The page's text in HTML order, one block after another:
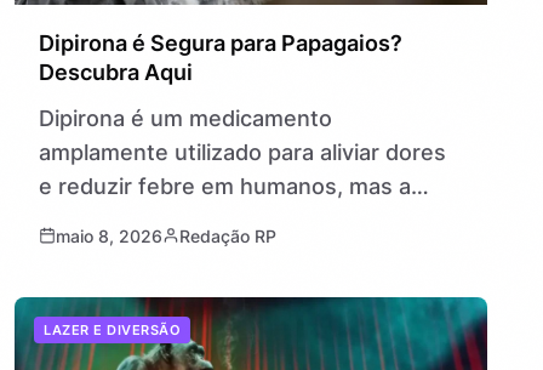
Dipirona é Segura para Papagaios?
Descubra Aqui
Dipirona é um medicamento
amplamente utilizado para aliviar dores
e reduzir febre em humanos, mas a
e amantes de aves é: pode dar
maio 8, 2026 Redação RP
LAZER E DIVERSÃO